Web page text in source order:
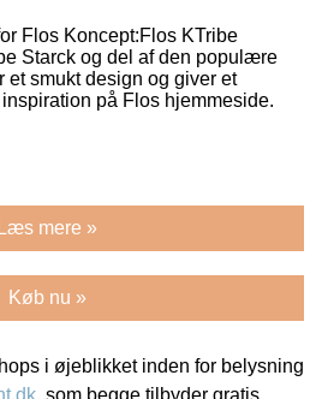
Flos Koncept:Flos KTribe
Starck og del af den populære
et smukt design og giver et
på Flos hjemmeside.
Læs mere »
Køb nu »
i øjeblikket inden for belysning
, som begge tilbyder gratis